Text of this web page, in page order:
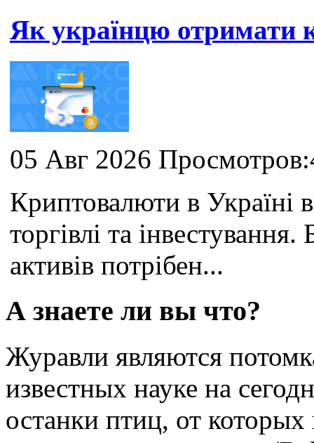
Як українцю отримати
05 Авг 2026
Криптовалюти в Україні
торгівлі та
активів потрібен...
А знаете ли вы что?
Журавли являются
известных науке на
останки птиц, от